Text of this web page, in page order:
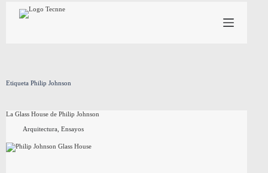
contenido
Etiqueta Philip Johnson
La Glass House de Philip Johnson
Arquitectura, Ensayos